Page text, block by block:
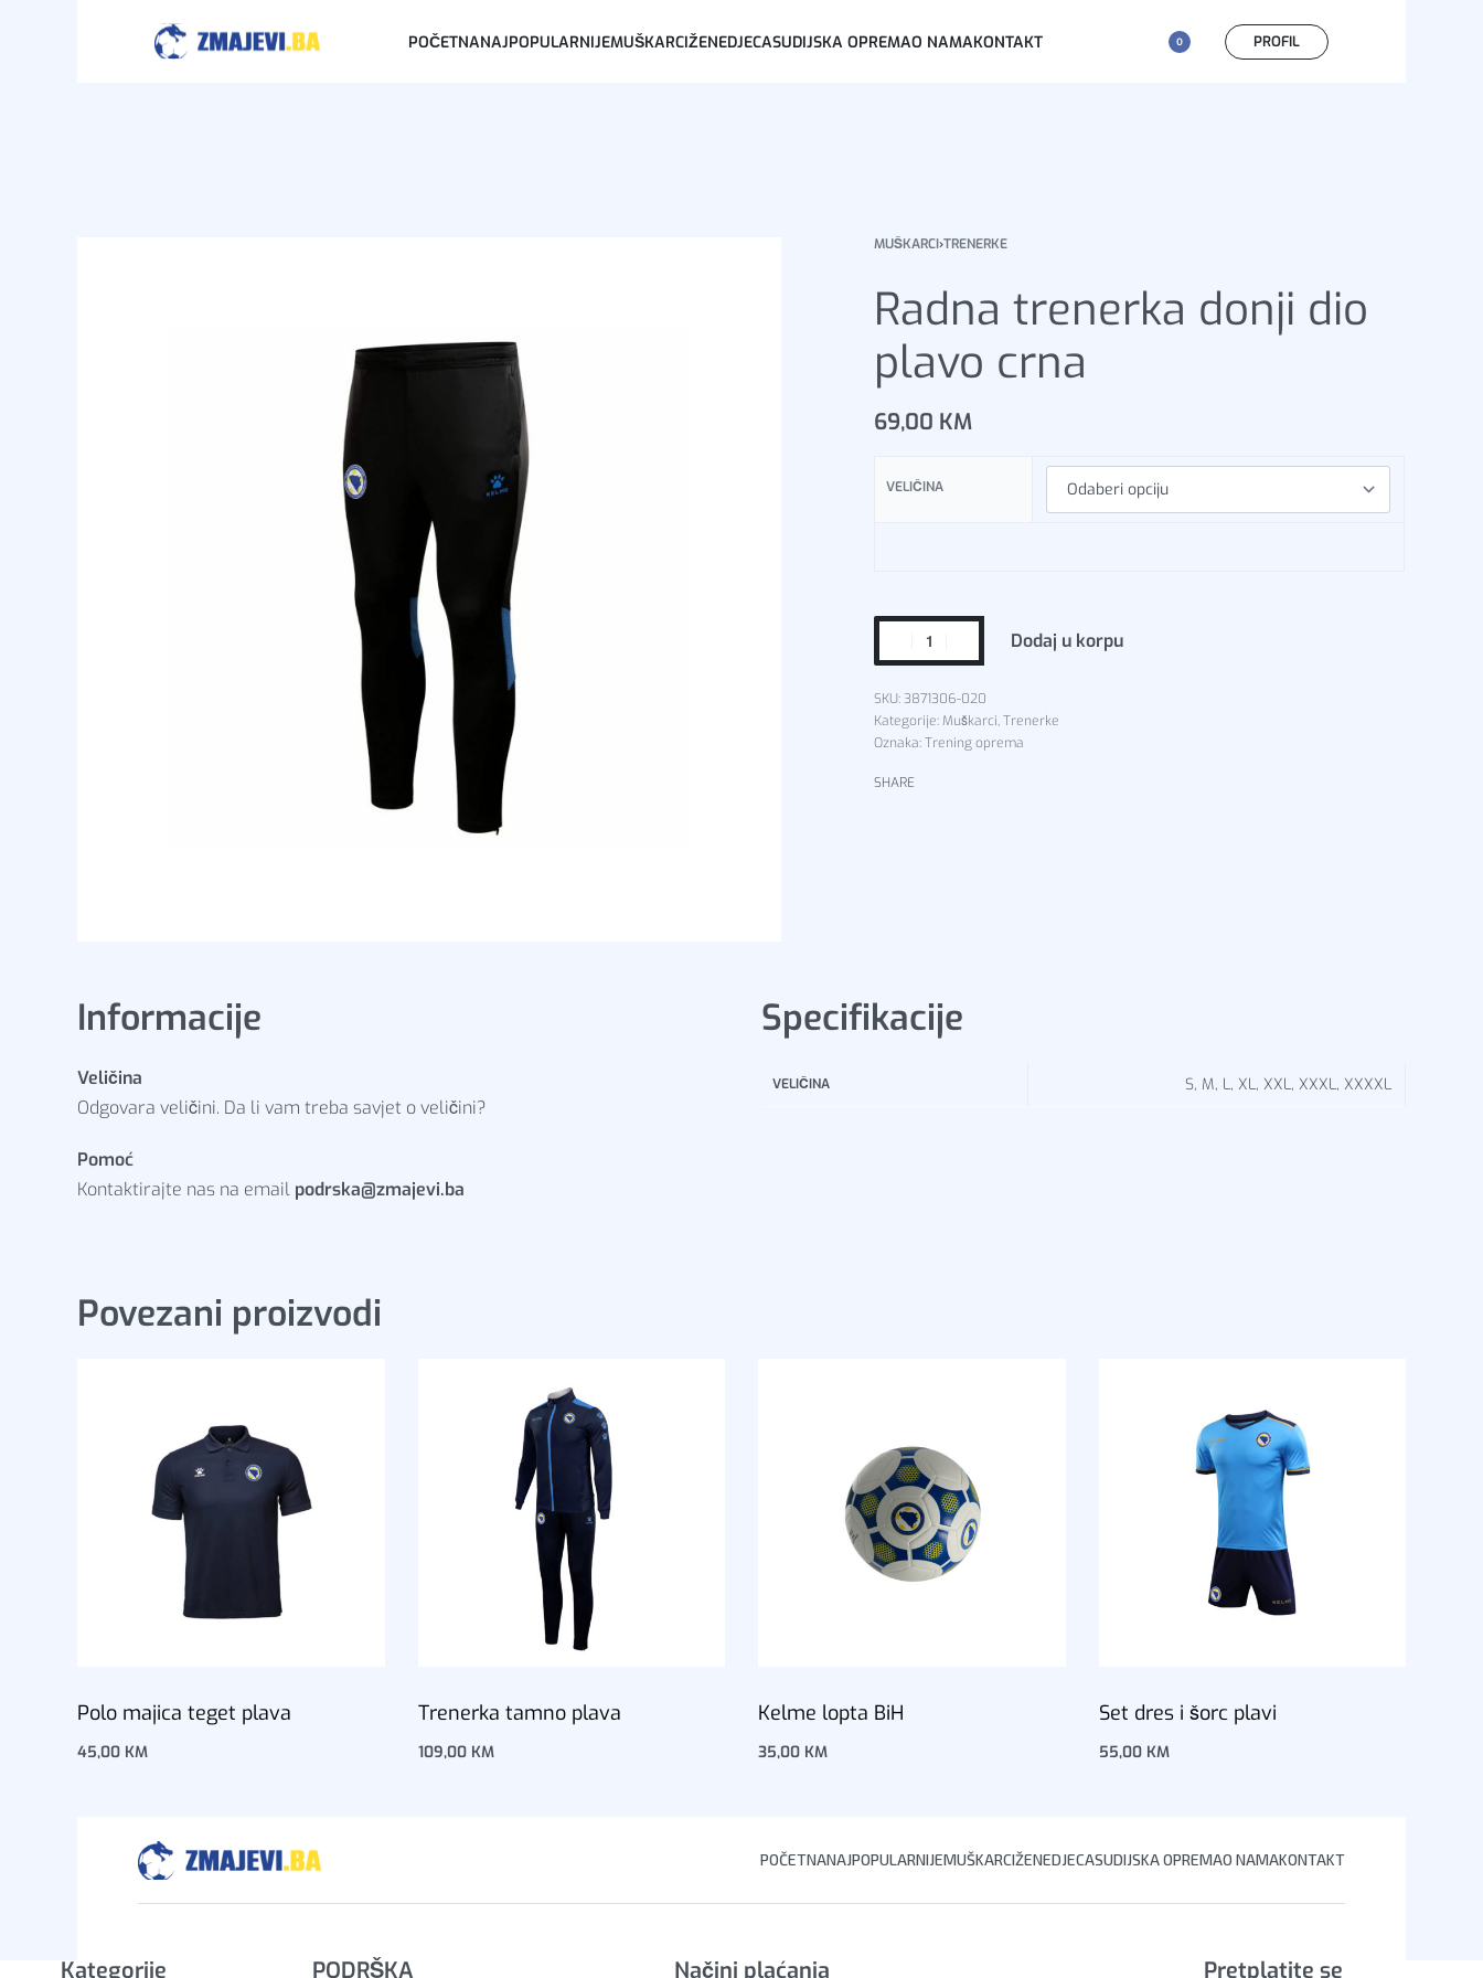
POČETNANAJPOPULARNIJEMUŠKARCIŽENEDJECASUDIJSKA OPREMAO NAMAKONTAKT 0 PROFIL
MUŠKARCI›TRENERKE
Radna trenerka donji dio
plavo crna
69,00 KM
VELIČINA
Dodaj u korpu
3871306-020
Kategorije:Muškarci,Trenerke
Oznaka:Trening oprema
SHARE
Informacije
Veličina
Odgovara veličini. Da li vam treba savjet o veličini?
Pomoć
Kontaktirajte nas na email podrska@zmajevi.ba
Specifikacije
VELIČINA S, M, L, XL, XXL, XXXL, XXXXL
Povezani proizvodi
Polo majica teget plava
45,00 KM
Trenerka tamno plava
109,00 KM
Kelme lopta BiH
35,00 KM
Set dres i šorc plavi
55,00 KM
POČETNANAJPOPULARNIJEMUŠKARCIŽENEDJECASUDIJSKA OPREMAO NAMAKONTAKT
Kategorije PODRŠKA Načini plaćanja Pretplatite se